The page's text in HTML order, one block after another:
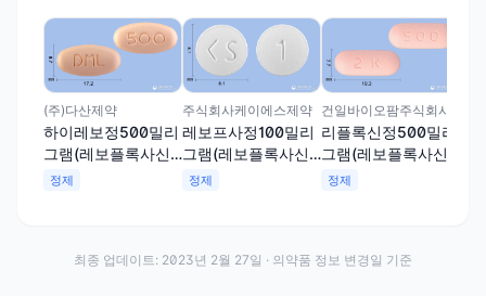
(주)다산제약
하이레보정500밀리
그램(레보플록사신
수화물)
정제
주식회사케이에스제약
레보프사정100밀리
그램(레보플록사신
수화물)
정제
건일바이오팜주식회사
리플록신정500밀리
그램(레보플록사신
수화물)
정제
최종 업데이트: 2023년 2월 27일 · 의약품 정보 변경일 기준